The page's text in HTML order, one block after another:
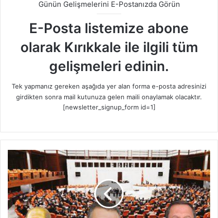
Günün Gelişmelerini E-Postanızda Görün
E-Posta listemize abone
olarak Kırıkkale ile ilgili tüm
gelişmeleri edinin.
Tek yapmanız gereken aşağıda yer alan forma e-posta adresinizi
girdikten sonra mail kutunuza gelen maili onaylamak olacaktır.
[newsletter_signup_form id=1]
l
a
h
n
a